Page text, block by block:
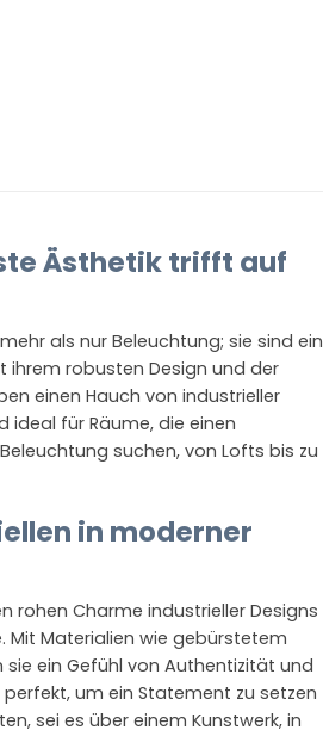
Ästhetik trifft auf
als nur Beleuchtung; sie sind ein
ihrem robusten Design und der
einen Hauch von industrieller
ideal für Räume, die einen
suchen, von Lofts bis zu
in moderner
rohen Charme industrieller Designs
Materialien wie gebürstetem
ein Gefühl von Authentizität und
um ein Statement zu setzen
sei es über einem Kunstwerk, in